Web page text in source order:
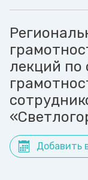
лекций по
Добавить